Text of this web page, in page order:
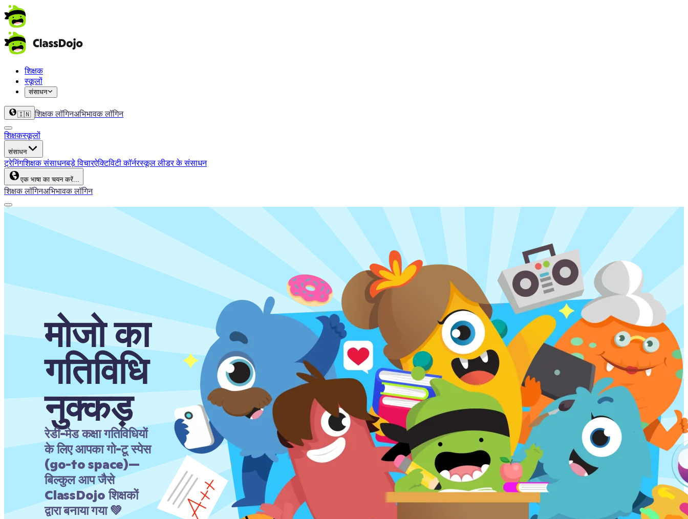
शिक्षक
स्कूलों
संसाधन
🇮🇳 शिक्षक लॉगिनअभिभावक लॉगिन
शिक्षकस्कूलों
संसाधन
ट्रेनिंगशिक्षक संसाधनबड़े विचारऐक्टिविटी कॉर्नरस्कूल लीडर के संसाधन
एक भाषा का चयन करें...
शिक्षक लॉगिनअभिभावक लॉगिन
मोजो का
गतिविधि
नुक्कड़
रेडी-मेड कक्षा गतिविधियों
के लिए आपका गो-टू स्पेस
(go-to space)—
बिल्कुल आप जैसे
ClassDojo शिक्षकों
द्वारा बनाया गया 💚